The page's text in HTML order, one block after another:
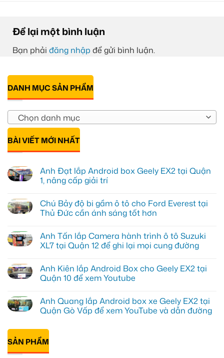
Để lại một bình luận
Bạn phải đăng nhập để gửi bình luận.
DANH MỤC SẢN PHẨM
Chọn danh mục
BÀI VIẾT MỚI NHẤT
Anh Đạt lắp Android box Geely EX2 tại Quận
1, nâng cấp giải trí
bình
luận
ở
lắp
Android
box
tại
Quận
1,
giải
trí
Chú Bảy độ bi gầm ô tô cho Ford Everest tại
Thủ Đức cần ánh sáng tốt hơn
bình
luận
ở
độ
bi
gầm
cho
Ford
Everest
Thủ
Đức
cần
ánh
sáng
Anh Tấn lắp Camera hành trình ô tô Suzuki
XL7 tại Quận 12 để ghi lại mọi cung đường
bình
luận
ở
lắp
Camera
hành
ô
Suzuki
XL7
tại
Anh Kiên lắp Android Box cho Geely EX2 tại
Quận 10 để xem Youtube
bình
luận
ở
Kiên
Android
Box
cho
Anh Quang lắp Android box xe Geely EX2 tại
Quận Gò Vấp để xem YouTube và dẫn đường
có
luận
ở
Anh
SẢN PHẨM